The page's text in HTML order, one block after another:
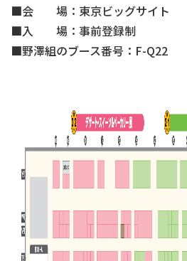
■会 場：東京ビッグサイト
■入 場：事前登録制
■野澤組のブース番号：F-Q22